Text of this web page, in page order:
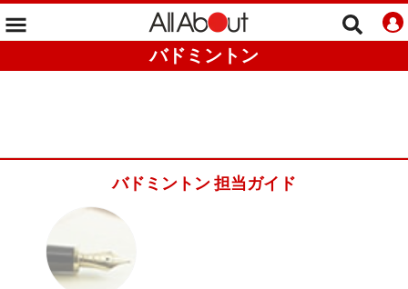
バドミントン
バドミントン 担当ガイド